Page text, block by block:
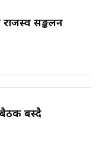
राजस्व सङ्कलन
बैठक बस्दै